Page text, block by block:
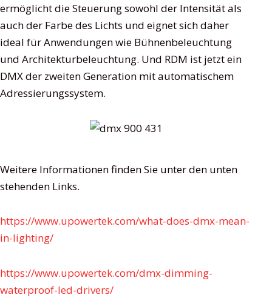
ermöglicht die Steuerung sowohl der Intensität als
auch der Farbe des Lichts und eignet sich daher
ideal für Anwendungen wie Bühnenbeleuchtung
und Architekturbeleuchtung. Und RDM ist jetzt ein
DMX der zweiten Generation mit automatischem
Adressierungssystem.
Weitere Informationen finden Sie unter den unten
stehenden Links.
https://www.upowertek.com/what-does-dmx-mean-
in-lighting/
https://www.upowertek.com/dmx-dimming-
waterproof-led-drivers/